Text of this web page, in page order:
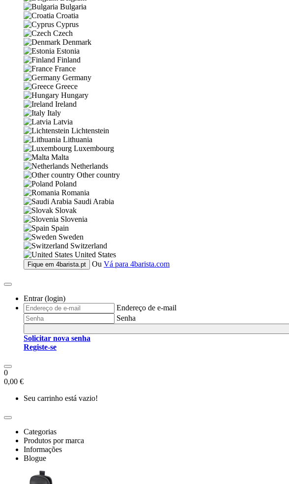
Bulgaria
Croatia
Cyprus
Czech
Denmark
Estonia
Finland
France
Germany
Greece
Hungary
Ireland
Italy
Latvia
Lichtenstein
Lithuania
Luxembourg
Malta
Netherlands
Other country
Poland
Romania
Saudi Arabia
Slovak
Slovenia
Spain
Sweden
Switzerland
United States
Fique em 4barista.pt Ou Vá para 4barista.com
Entrar (login)
Endereço de e-mail
Senha
Solicitar nova senha
Registe-se
0
0,00 €
Seu carrinho está vazio!
Categorias
Produtos por marca
Informações
Blogue